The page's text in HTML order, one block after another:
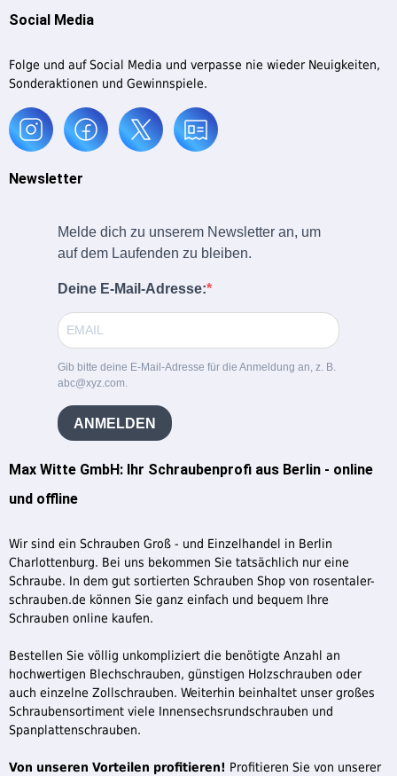
Max Witte GmbH: Ihr Schraubenprofi aus Berlin - online
und offline
Wir sind ein Schrauben Groß - und Einzelhandel in Berlin
Charlottenburg. Bei uns bekommen Sie tatsächlich nur eine
Schraube. In dem gut sortierten Schrauben Shop von rosentaler-
schrauben.de können Sie ganz einfach und bequem Ihre
Schrauben online kaufen.
Bestellen Sie völlig unkompliziert die benötigte Anzahl an
hochwertigen Blechschrauben, günstigen Holzschrauben oder
auch einzelne Zollschrauben. Weiterhin beinhaltet unser großes
Schraubensortiment viele Innensechsrundschrauben und
Spanplattenschrauben.
Von unseren Vorteilen profitieren! Profitieren Sie von unserer
Social Media
Folge und auf Social Media und verpasse nie wieder Neuigkeiten,
Sonderaktionen und Gewinnspiele.
Newsletter
Melde dich zu unserem Newsletter an, um
auf dem Laufenden zu bleiben.
Deine E-Mail-Adresse:
Gib bitte deine E-Mail-Adresse für die Anmeldung an, z. B.
abc@xyz.com.
ANMELDEN